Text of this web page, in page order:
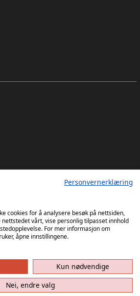
Personvernerklæring
cookies for å analysere besøk på nettsiden,
vårt, vise personlig tilpasset innhold
For mer informasjon om
åpne innstillingene.
Kun nødvendige
Nei, endre valg